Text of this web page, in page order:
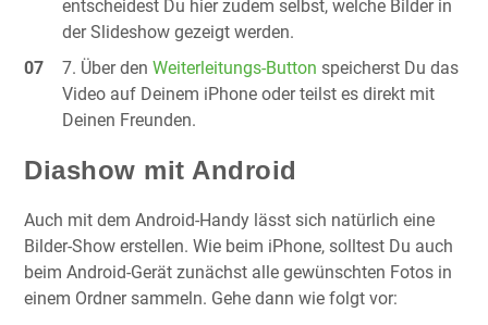
entscheidest Du hier zudem selbst, welche Bilder in
der Slideshow gezeigt werden.
Über denWeiterleitungs-Button speicherst Du das
Video auf Deinem iPhone oder teilst es direkt mit
Deinen Freunden.
Diashow mit Android
Auch mit dem Android-Handy lässt sich natürlich eine
Bilder-Show erstellen. Wie beim iPhone, solltest Du auch
beim Android-Gerät zunächst alle gewünschten Fotos in
einem Ordner sammeln. Gehe dann wie folgt vor: